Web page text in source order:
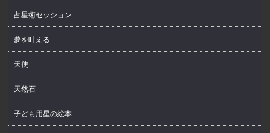
占星術セッション
夢を叶える
天使
天然石
子ども用星の絵本